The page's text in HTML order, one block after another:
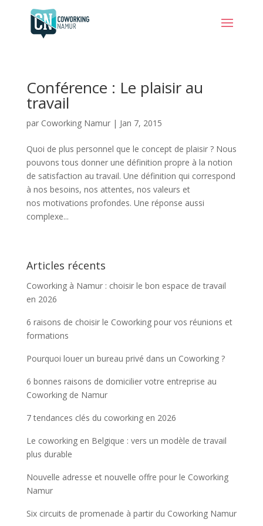
Conférence : Le plaisir au
travail
par Coworking Namur| Jan 7, 2015
Quoi de plus personnel que le concept de plaisir ? Nous
pouvons tous donner une définition propre à la notion
de satisfaction au travail. Une définition qui correspond
à nos besoins, nos attentes, nos valeurs et
nos motivations profondes. Une réponse aussi
complexe...
Articles récents
Coworking à Namur : choisir le bon espace de travail
en 2026
6 raisons de choisir le Coworking pour vos réunions et
formations
Pourquoi louer un bureau privé dans un Coworking ?
6 bonnes raisons de domicilier votre entreprise au
Coworking de Namur
7 tendances clés du coworking en 2026
Le coworking en Belgique : vers un modèle de travail
plus durable
Nouvelle adresse et nouvelle offre pour le Coworking
Namur
Six circuits de promenade à partir du Coworking Namur